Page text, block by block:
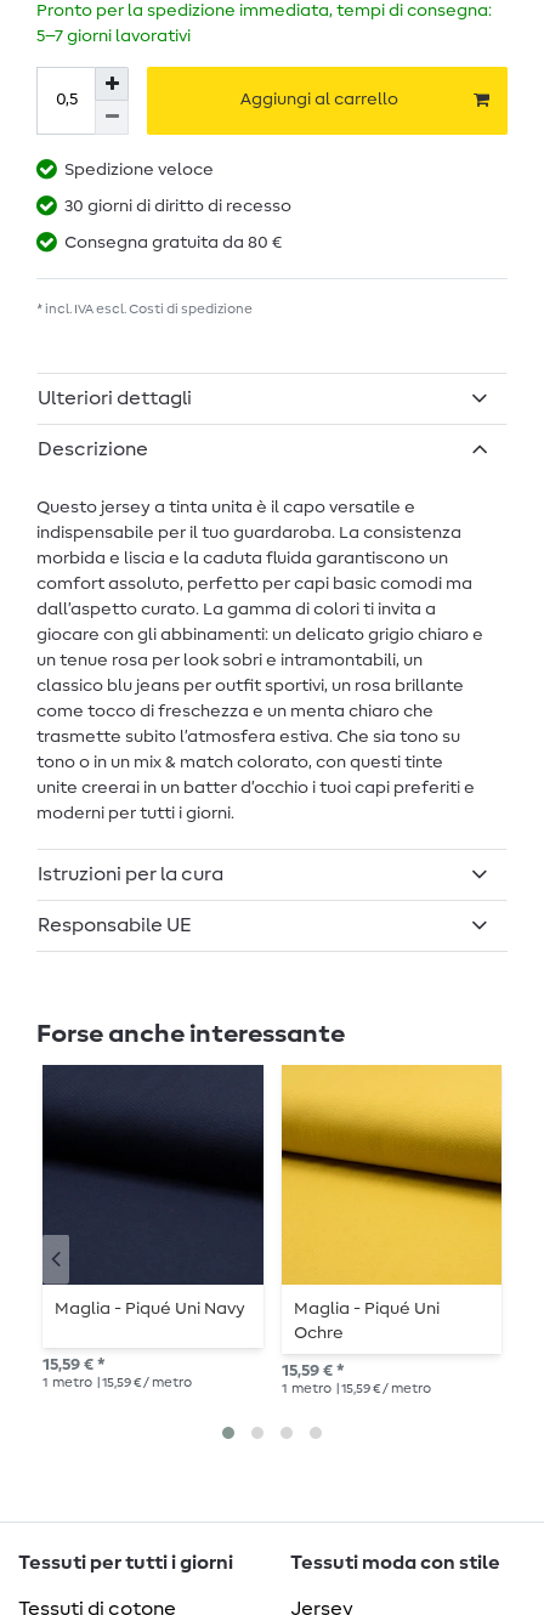
Pronto per la spedizione immediata, tempi di consegna:
5–7 giorni lavorativi
Aggiungi al carrello
Spedizione veloce
30 giorni di diritto di recesso
Consegna gratuita da 80 €
* incl. IVA escl. Costi di spedizione
Ulteriori dettagli
Descrizione
Questo jersey a tinta unita è il capo versatile e
indispensabile per il tuo guardaroba. La consistenza
morbida e liscia e la caduta fluida garantiscono un
comfort assoluto, perfetto per capi basic comodi ma
dall’aspetto curato. La gamma di colori ti invita a
giocare con gli abbinamenti: un delicato grigio chiaro e
un tenue rosa per look sobri e intramontabili, un
classico blu jeans per outfit sportivi, un rosa brillante
come tocco di freschezza e un menta chiaro che
trasmette subito l’atmosfera estiva. Che sia tono su
tono o in un mix & match colorato, con questi tinte
unite creerai in un batter d’occhio i tuoi capi preferiti e
moderni per tutti i giorni.
Istruzioni per la cura
Responsabile UE
Forse anche interessante
Maglia - Piqué Uni Navy
15,59 € *
1 metro | 15,59 € / metro
Maglia - Piqué Uni
Ochre
15,59 € *
1 metro | 15,59 € / metro
Tessuti per tutti i giorni
Tessuti di cotone
Tessuti moda con stile
Jersey